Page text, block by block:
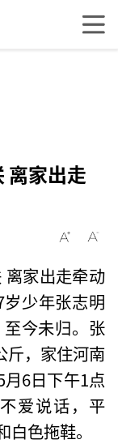
离家出走
家出走牵动
少年张志明
今未归。张
斤，家住河南
6日下午1点
爱说话，平
色拖鞋。